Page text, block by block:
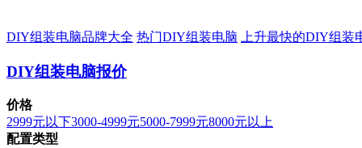
DIY组装电脑品牌大全 热门DIY组装电脑 上升最快的DIY组装
DIY组装电脑报价
价格
2999元以下3000-4999元5000-7999元8000元以上
配置类型